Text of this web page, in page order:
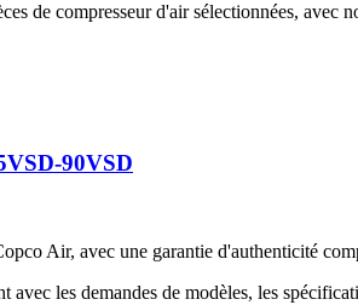
de compresseur d'air sélectionnées, avec
90VSD
Air, avec une garantie d'authenticité
les demandes de modèles, les